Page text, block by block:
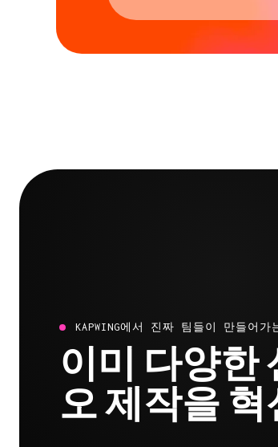
KAPWING에서 진짜 팀들이 만들어가
이미 다양한
오 제작을